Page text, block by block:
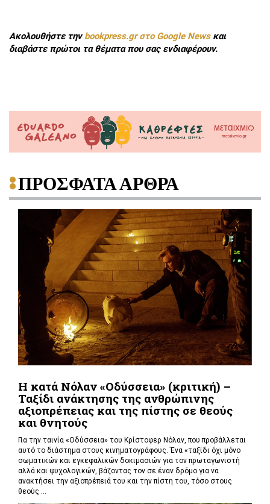
Ακολουθήστε τηνbookpress.gr στο Google Newsκαι
διαβάστε πρώτοι τα θέματα που σας ενδιαφέρουν.
ΠΡΟΣΦΑΤΑ ΑΡΘΡΑ
Η κατά Νόλαν «Οδύσσεια» (κριτική) –
Ταξίδι ανάκτησης της ανθρώπινης
αξιοπρέπειας και της πίστης σε θεούς
και θνητούς
Για την ταινία «Οδύσσεια» του Κρίστοφερ Νόλαν,που προβάλλεται
αυτό το διάστημα στους κινηματογράφους. Ένα «ταξίδι όχι μόνο
σωματικών και εγκεφαλικών δοκιμασιών για τον πρωταγωνιστή
αλλά και ψυχολογικών, βάζοντας τον σε έναν δρόμο για να
ανακτήσει την αξιοπρέπειά του και την πίστη του, τόσο στους
θεούς ...